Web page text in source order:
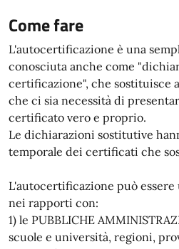
Come fare
L'autocertificazione è una
conosciuta anche come
certificazione", che sostituisce
che ci sia necessità di
certificato vero e proprio.
Le dichiarazioni sostitutive
temporale dei certificati che
L'autocertificazione può
nei rapporti con:
1) le PUBBLICHE
scuole e università, regioni,